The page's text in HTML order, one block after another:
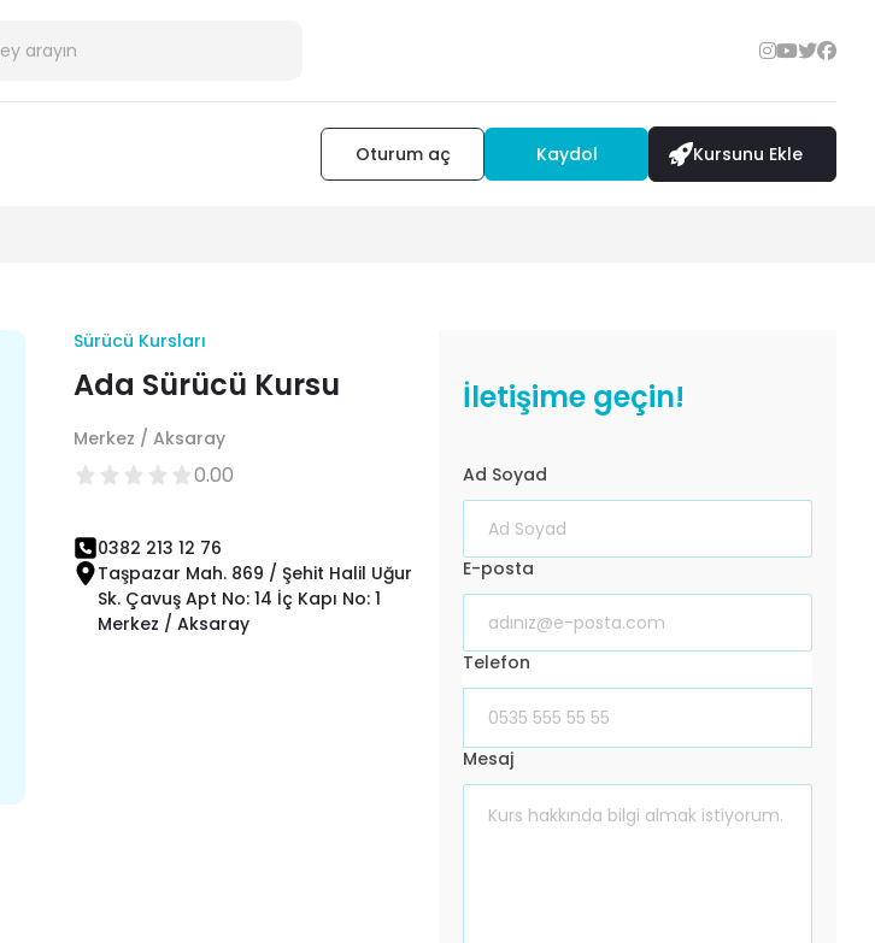
Oturum aç Kaydol Kursunu Ekle
Sürücü Kursları
Ada Sürücü Kursu
Merkez / Aksaray
0.00
0382 213 12 76
Taşpazar Mah. 869 / Şehit Halil Uğur
Sk. Çavuş Apt No: 14 İç Kapı No: 1
Merkez / Aksaray
İletişime geçin!
Ad Soyad
E-posta
Telefon
Mesaj